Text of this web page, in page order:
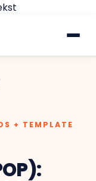
+ TEMPLATE